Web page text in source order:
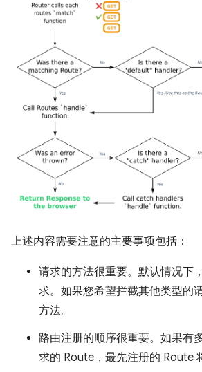
上述内容需要注意的主要事项包括：
请求的方法很重要。默认情况下
求。如果您希望拦截其他类型的
方法。
路由注册的顺序很重要。如果有
求的 Route，最先注册的 Route